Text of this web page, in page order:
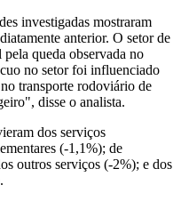
investigadas mostraram
anterior. O setor de
queda observada no
no setor foi influenciado
transporte rodoviário de
disse o analista.
dos serviços
(-1,1%); de
outros serviços (-2%); e dos